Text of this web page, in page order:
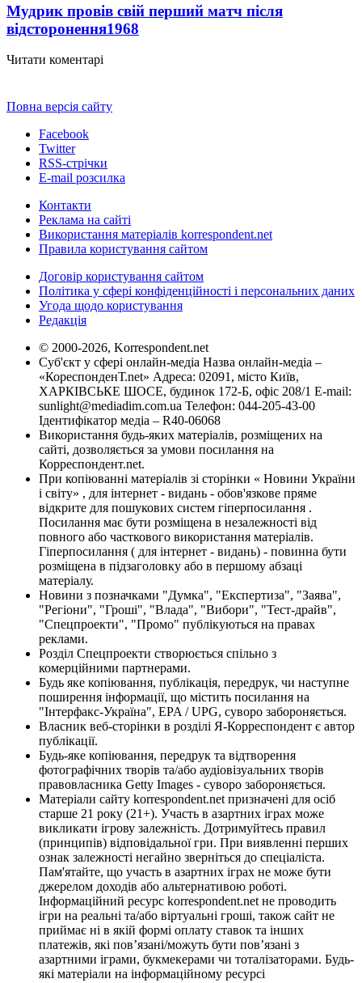
Мудрик провів свій перший матч після
відсторонення1968
Читати коментарі
Повна версія сайту
Facebook
Twitter
RSS-стрічки
E-mail розсилка
Контакти
Реклама на сайті
Використання матеріалів korrespondent.net
Правила користування сайтом
Договір користування сайтом
Політика у сфері конфіденційності і персональних даних
Угода щодо користування
Редакція
© 2000-2026, Korrespondent.net
Суб'єкт у сфері онлайн-медіа Назва онлайн-медіа –
«КореспонденТ.net» Адреса: 02091, місто Київ,
ХАРКІВСЬКЕ ШОСЕ, будинок 172-Б, офіс 208/1 E-mail:
sunlight@mediadim.com.ua Телефон: 044-205-43-00
Ідентифікатор медіа – R40-06068
Використання будь-яких матеріалів, розміщених на
сайті, дозволяється за умови посилання на
Корреспондент.net.
При копіюванні матеріалів зі сторінки « Новини України
і світу» , для інтернет - видань - обов'язкове пряме
відкрите для пошукових систем гіперпосилання .
Посилання має бути розміщена в незалежності від
повного або часткового використання матеріалів.
Гіперпосилання ( для інтернет - видань) - повинна бути
розміщена в підзаголовку або в першому абзаці
матеріалу.
Новини з позначками "Думка", "Експертиза", "Заява",
"Регіони", "Гроші", "Влада", "Вибори", "Тест-драйв",
"Спецпроекти", "Промо" публікуються на правах
реклами.
Розділ Спецпроекти створюється спільно з
комерційними партнерами.
Будь яке копіювання, публікація, передрук, чи наступне
поширення інформації, що містить посилання на
"Інтерфакс-Україна", EPA / UPG, суворо забороняється.
Власник веб-сторінки в розділі Я-Корреспондент є автор
публікації.
Будь-яке копіювання, передрук та відтворення
фотографічних творів та/або аудіовізуальних творів
правовласника Getty Images - суворо забороняється.
Матеріали сайту korrespondent.net призначені для осіб
старше 21 року (21+). Участь в азартних іграх може
викликати ігрову залежність. Дотримуйтесь правил
(принципів) відповідальної гри. При виявленні перших
ознак залежності негайно зверніться до спеціаліста.
Пам'ятайте, що участь в азартних іграх не може бути
джерелом доходів або альтернативою роботі.
Інформаційний ресурс korrespondent.net не проводить
ігри на реальні та/або віртуальні гроші, також сайт не
приймає ні в якій формі оплату ставок та інших
платежів, які пов’язані/можуть бути пов’язані з
азартними іграми, букмекерами чи тоталізаторами. Будь-
які матеріали на інформаційному ресурсі